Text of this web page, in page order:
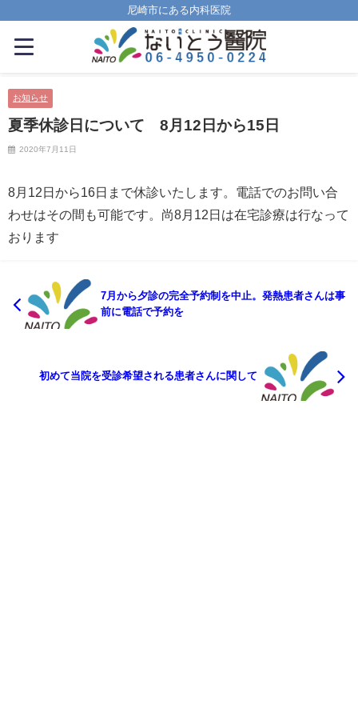
尼崎市にある内科医院
お知らせ
夏季休診日について 8月12日から15日
2020年7月11日
8月12日から16日まで休診いたします。電話でのお問い合
わせはその間も可能です。尚8月12日は在宅診療は行なって
おります
7月から夕診の完全予約制を中止。発熱患者さんは事
前に電話で予約を
初めて当院を受診希望される患者さんに関して